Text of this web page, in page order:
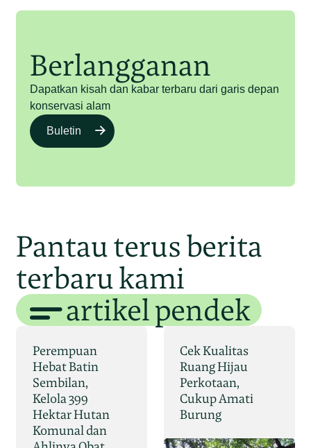
Berlangganan
Dapatkan kisah dan kabar terbaru dari garis depan
konservasi alam
Buletin
Pantau terus berita
terbaru kami
artikel pendek
Perempuan
Hebat Batin
Sembilan,
Kelola 399
Hektar Hutan
Komunal dan
Cek Kualitas
Ruang Hijau
Perkotaan,
Cukup Amati
Burung